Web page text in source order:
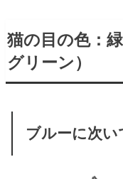
猫の目の色：
グリーン）
ブルーに次